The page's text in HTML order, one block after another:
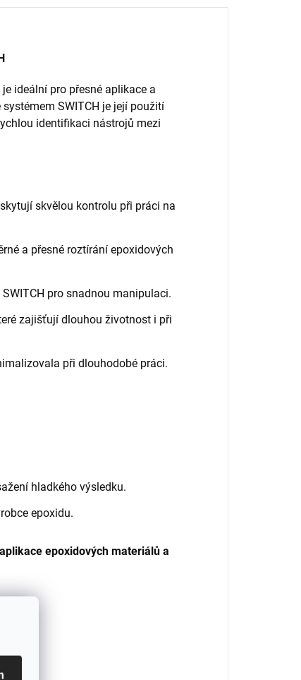
ideální pro přesné aplikace a
SWITCH je její použití
identifikaci nástrojů mezi
skvělou kontrolu při práci na
a přesné roztírání epoxidových
pro snadnou manipulaci.
zajišťují dlouhou životnost i při
při dlouhodobé práci.
hladkého výsledku.
epoxidu.
epoxidových materiálů a